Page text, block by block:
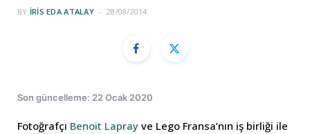
BY İRIS EDA ATALAY 28/08/2014
Son güncelleme: 22 Ocak 2020
Fotoğrafçı Benoit Lapray ve Lego Fransa’nın iş birliği ile